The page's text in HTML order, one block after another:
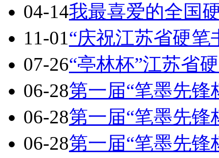
04-14我最喜爱的全国
11-01“庆祝江苏省硬
07-26“亭林杯”江苏省
06-28第一届“笔墨先
06-28第一届“笔墨先
06-28第一届“笔墨先